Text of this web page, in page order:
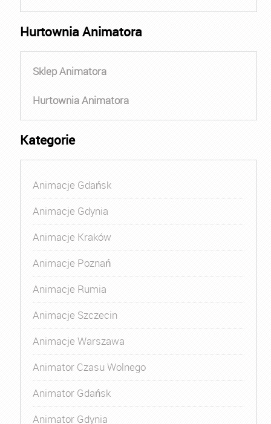
Hurtownia Animatora
Sklep Animatora
Hurtownia Animatora
Kategorie
Animacje Gdańsk
Animacje Gdynia
Animacje Kraków
Animacje Poznań
Animacje Rumia
Animacje Szczecin
Animacje Warszawa
Animator Czasu Wolnego
Animator Gdańsk
Animator Gdynia